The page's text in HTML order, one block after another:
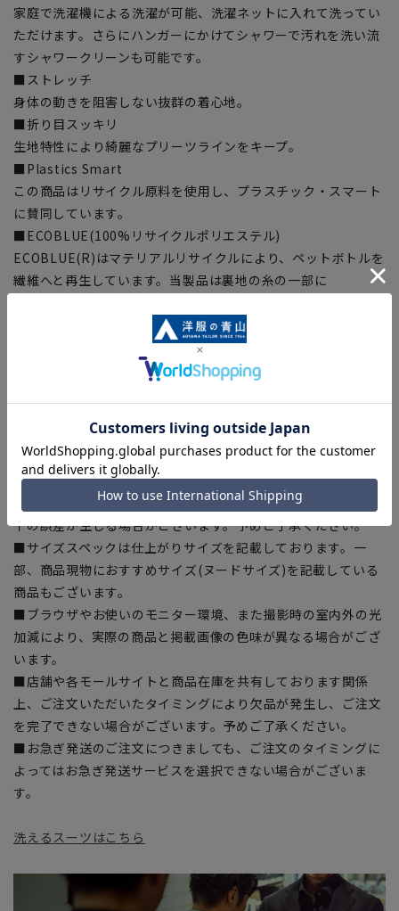
家庭で洗濯機による洗濯が可能、洗濯ネットに入れて洗ってい
ただけます。さらにハンガーにかけてシャワーで汚れを洗い流
すシャワークリーンも可能です。
■ストレッチ
身体の動きを阻害しない抜群の着心地。
■折り目スッキリ
生地特性により綺麗なプリーツラインをキープ。
■Plastics Smart
この商品はリサイクル原料を使用し、プラスチック・スマート
に賛同しています。
■ECOBLUE(100%リサイクルポリエステル)
ECOBLUE(R)はマテリアルリサイクルにより、ペットボトルを
繊維へと再生しています。当製品は裏地の糸の一部に
【シルエット】《やや細め(スッキリ)》(当社比)
ある場合がございますので、予めご了承ください。
■ゆとり感には個人差があります。サイズ表を確認の上、ご購
入の目安としてご利用ください。
■生地や仕様・デザインにより、着用感や実際のサイズ表に若
干の誤差が生じる場合がございます。予めご了承ください。
■サイズスペックは仕上がりサイズを記載しております。一
部、商品現物におすすめサイズ(ヌードサイズ)を記載している
商品もございます。
■ブラウザやお使いのモニター環境、また撮影時の室内外の光
加減により、実際の商品と掲載画像の色味が異なる場合がござ
います。
■店舗や各モールサイトと商品在庫を共有しております関係
上、ご注文いただいたタイミングにより欠品が発生し、ご注文
を完了できない場合がございます。予めご了承ください。
■お急ぎ発送のご注文につきましても、ご注文のタイミングに
よってはお急ぎ発送サービスを選択できない場合がございま
す。
洗えるスーツはこちら